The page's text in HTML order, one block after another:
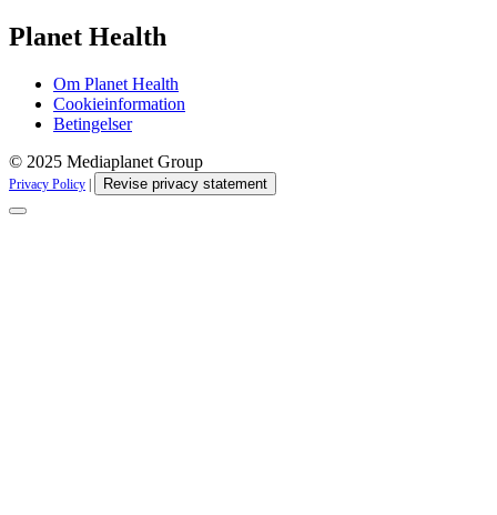
Planet Health
Om Planet Health
Cookieinformation
Betingelser
© 2025 Mediaplanet Group
Privacy Policy | Revise privacy statement